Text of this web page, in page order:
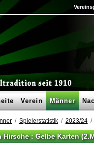
Verein Männer
Spielerstatistik 2023/24
Hirsche : Gelbe Karten